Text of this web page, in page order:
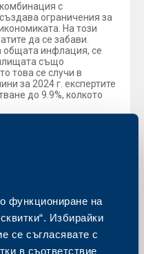
функциониране на
Избирайки
се съгласявате с
в съответствие
с
ограничения за
На този
да се забави.
общата инфлация, се
също
това се случи в
за 2024 г. експертите
до 9.9%, колкото
6.3% спад през май
месец на свиване на
строителство
икономиката и
общият индикатор
спад - от 25.4% през
се наблюдава